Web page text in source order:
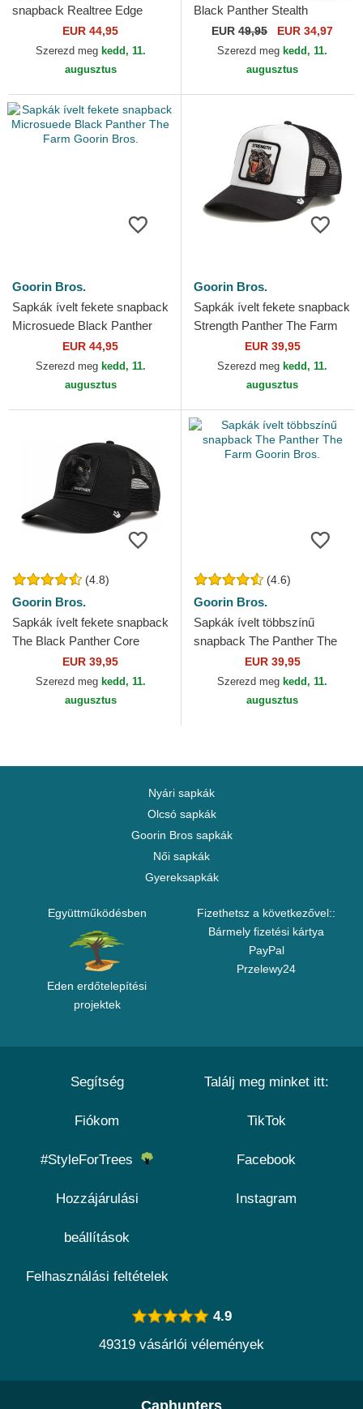
snapback Realtree Edge
Black Panther The Farm
Goorin Bros.
EUR 44,95
Szerezd meg kedd, 11.
augusztus
Black Panther Stealth
Explorer The Farm Flats The
Farm Goorin Bros.
EUR 49,95 EUR 34,97
Szerezd meg kedd, 11.
augusztus
Goorin Bros.
Sapkák ívelt fekete snapback
Microsuede Black Panther
The Farm Goorin Bros.
EUR 44,95
Szerezd meg kedd, 11.
augusztus
Goorin Bros.
Sapkák ívelt fekete snapback
Strength Panther The Farm
Goorin Bros.EUR 39,95
Szerezd meg kedd, 11.
augusztus
(4.8)
Goorin Bros.
Sapkák ívelt fekete snapback
The Black Panther Core
Combo The Farm Goorin
Bros.
EUR 39,95
Szerezd meg kedd, 11.
augusztus
(4.6)
Goorin Bros.
Sapkák ívelt többszínű
snapback The Panther The
Farm Goorin Bros.
EUR 39,95
Szerezd meg kedd, 11.
augusztus
Nyári sapkák
Olcsó sapkák
Goorin Bros sapkák
Női sapkák
Gyereksapkák
Együttműködésben
Eden erdőtelepítési
projektek
Fizethetsz a következővel::
Bármely fizetési kártya
PayPal
Przelewy24
Segítség
Fiókom
#StyleForTrees
Hozzájárulási
beállítások
Felhasználási feltételek
Találj meg minket itt:
TikTok
Facebook
Instagram
4.9
49319 vásárlói vélemények